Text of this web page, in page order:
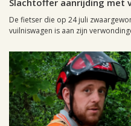
Slachtoffer aanrijding met
De fietser die op 24 juli
vuilniswagen is aan zijn